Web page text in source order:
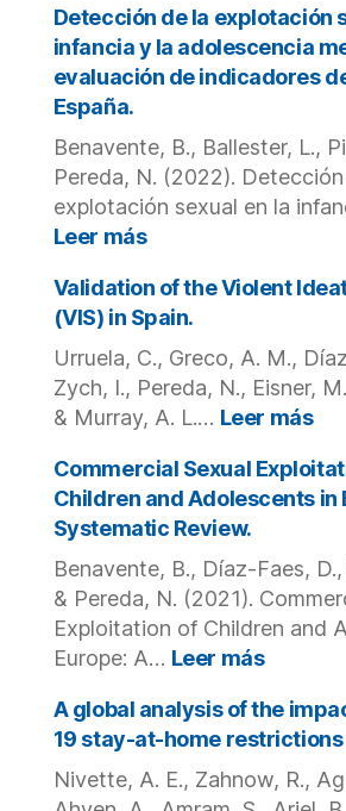
schools’
staff
from
multidisciplinary
approach.
There
Such
a
Thing
as
a
Hate
Crime
Paradigm?
An
Integrative
Review
of
Bias-
Motivated
Violent
Victimization
and
Offending,
Its
Effects
and
Underlying
Mechanisms.
Detección de la explotación
infancia y la adolescencia
evaluación de indicadores
España.
Benavente, B., Ballester, L.,
Pereda, N. (2022).
explotación sexual en la
Leer más:
de
la
explotación
sexual
en
la
y
la
adolescencia
la
evaluación
de
indicadores
riesgo
en
Validation of the Violent
(VIS) in Spain.
Urruela, C., Greco, A. M.,
Zych, I., Pereda, N., Eisner,
& Murray, A. L.… Leer más:
of
the
in
Commercial Sexual
Children and Adolescents in
Systematic Review.
Benavente, B., Díaz-Faes,
& Pereda, N. (2021).
Exploitation of Children and
Europe: A… Leer más:
Sexual
A global analysis of the
19 stay-at-home restrictions
Nivette, A. E., Zahnow, R.,